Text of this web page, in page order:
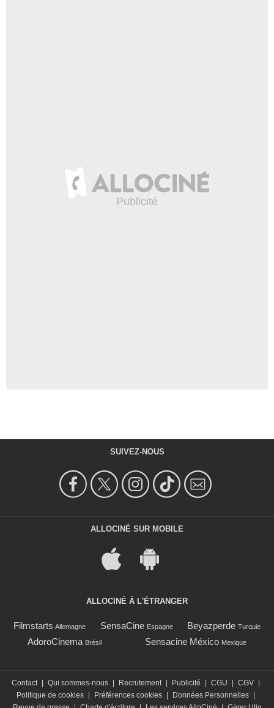
SUIVEZ-NOUS
ALLOCINÉ SUR MOBILE
ALLOCINÉ À L'ÉTRANGER
Filmstarts Allemagne SensaCine Espagne Beyazperde Turquie
AdoroCinema Brésil Sensacine México Mexique
Contact | Qui sommes-nous | Recrutement | Publicité | CGU | CGV |
Politique de cookies | Préférences cookies | Données Personnelles |